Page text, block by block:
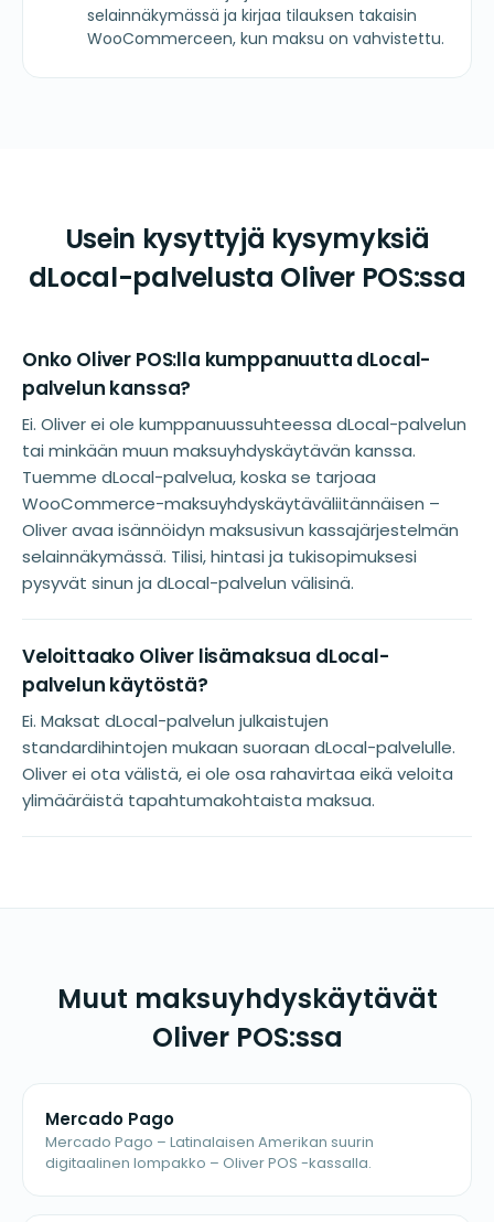
selainnäkymässä ja kirjaa tilauksen takaisin
WooCommerceen, kun maksu on vahvistettu.
Usein kysyttyjä kysymyksiä
dLocal-palvelusta Oliver POS:ssa
Onko Oliver POS:lla kumppanuutta dLocal-
palvelun kanssa?
Ei. Oliver ei ole kumppanuussuhteessa dLocal-palvelun
tai minkään muun maksuyhdyskäytävän kanssa.
Tuemme dLocal-palvelua, koska se tarjoaa
WooCommerce-maksuyhdyskäytäväliitännäisen –
Oliver avaa isännöidyn maksusivun kassajärjestelmän
selainnäkymässä. Tilisi, hintasi ja tukisopimuksesi
pysyvät sinun ja dLocal-palvelun välisinä.
Veloittaako Oliver lisämaksua dLocal-
palvelun käytöstä?
Ei. Maksat dLocal-palvelun julkaistujen
standardihintojen mukaan suoraan dLocal-palvelulle.
Oliver ei ota välistä, ei ole osa rahavirtaa eikä veloita
ylimääräistä tapahtumakohtaista maksua.
Muut maksuyhdyskäytävät
Oliver POS:ssa
Mercado Pago
Mercado Pago – Latinalaisen Amerikan suurin
digitaalinen lompakko – Oliver POS -kassalla.